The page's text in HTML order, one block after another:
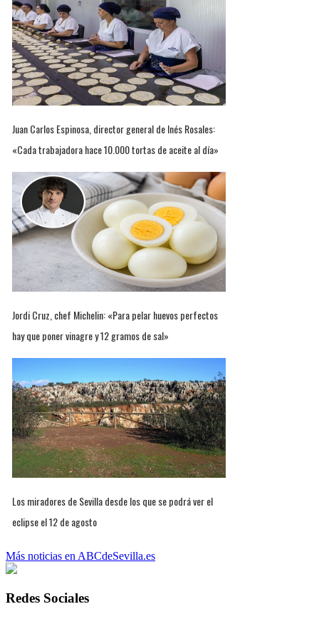
Juan Carlos Espinosa, director general de Inés Rosales:
«Cada trabajadora hace 10.000 tortas de aceite al día»
Jordi Cruz, chef Michelin: «Para pelar huevos perfectos
hay que poner vinagre y 12 gramos de sal»
Los miradores de Sevilla desde los que se podrá ver el
eclipse el 12 de agosto
Más noticias en ABCdeSevilla.es
Redes Sociales